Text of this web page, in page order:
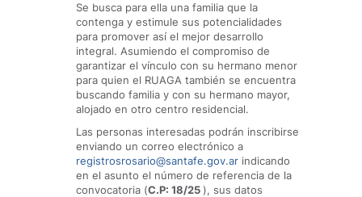
Se busca para ella una familia que la
contenga y estimule sus potencialidades
para promover así el mejor desarrollo
integral. Asumiendo el compromiso de
garantizar el vínculo con su hermano menor
para quien el RUAGA también se encuentra
buscando familia y con su hermano mayor,
alojado en otro centro residencial.
Las personas interesadas podrán inscribirse
enviando un correo electrónico a
registrosrosario@santafe.gov.ar indicando
en el asunto el número de referencia de la
convocatoria (C.P: 18/25 ), sus datos